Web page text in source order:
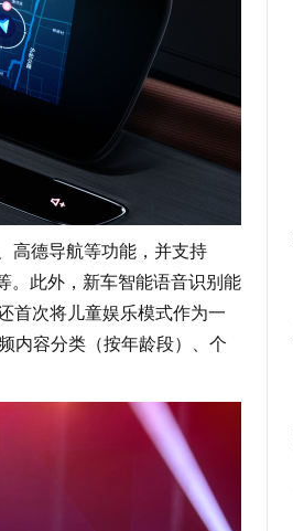
德导航等功能，并支持
。此外，新车智能语音识别能
首次将儿童娱乐模式作为一
内容分类（按年龄段）、个